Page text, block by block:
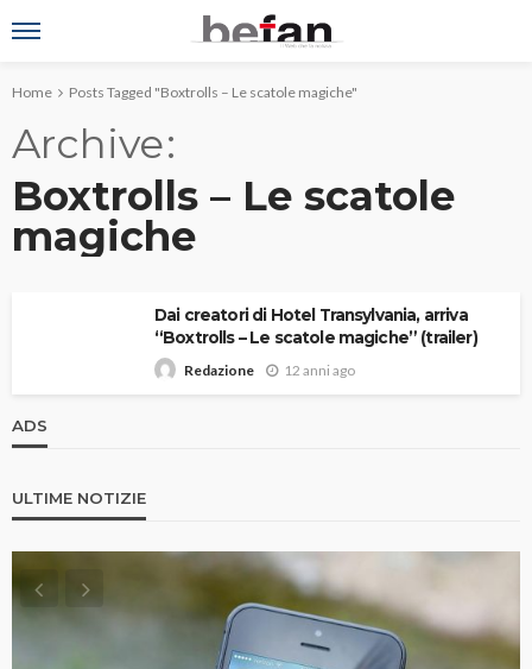
Home Posts Tagged "Boxtrolls – Le scatole magiche"
Archive
Boxtrolls – Le scatole
magiche
Dai creatori di Hotel Transylvania, arriva
“Boxtrolls – Le scatole magiche” (trailer)
Redazione 12 anni ago
ADS
ULTIME NOTIZIE